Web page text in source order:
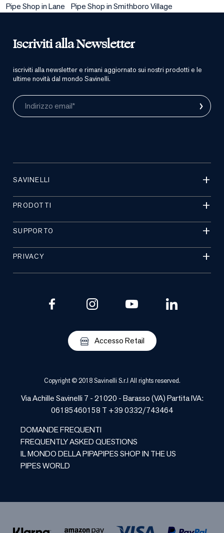
Pipe Shop in Lane Pipe Shop in Smithboro Village
Iscriviti alla Newsletter
iscriviti alla newsletter e rimani aggiornato sui nostri prodotti e le
ultime novità dal mondo Savinelli.
Indirizzo email* ›
SAVINELLI
PRODOTTI
SUPPORTO
PRIVACY
Accesso Retail
Copyright © 2018 Savinelli S.r.l All rights reserved.
Via Achille Savinelli 7 - 21020 -Barasso(VA) Partita IVA:
06185460158 T +39 0332/743464
DOMANDE FREQUENTI
FREQUENTLY ASKED QUESTIONS
IL MONDO DELLA PIPAPIPES SHOP IN THE US
PIPES WORLD